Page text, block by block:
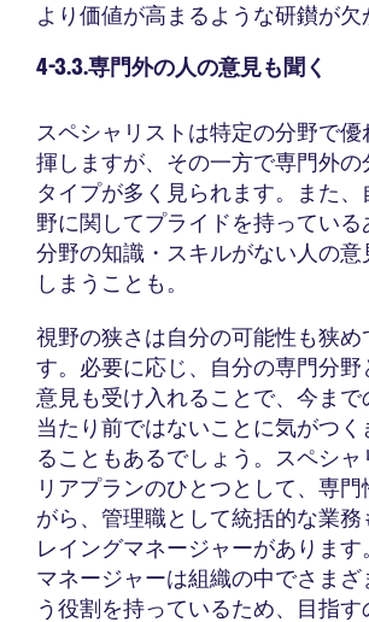
より価値が高まるような研鑚が欠
4-3.3.専門外の人の意見も聞く
スペシャリストは特定の分野で
揮しますが、その一方で専門外の
タイプが多く見られます。また、
野に関してプライドを持ってい
分野の知識・スキルがない人の意
しまうことも。
視野の狭さは自分の可能性も狭め
す。必要に応じ、自分の専門分野
意見も受け入れることで、今まで
当たり前ではないことに気がつく
ることもあるでしょう。スペシャ
リアプランのひとつとして、専
がら、管理職として統括的な業
レイングマネージャーがありま
マネージャーは組織の中でさま
う役割を持っているため、目指す